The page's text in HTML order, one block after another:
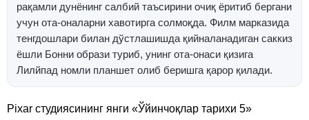
рақамли дунёнинг салбий таъсирини очиқ ёритиб бергани
учун ота-оналарни хавотирга солмоқда. Филм марказида
тенгдошлари билан дўстлашишда қийналанадиган саккиз
ёшли Бонни образи туриб, унинг ота-онаси қизига
Лилйпад номли планшет олиб беришга қарор қилади.
Pixar студиясининг янги «Ўйинчоқлар тарихи 5»